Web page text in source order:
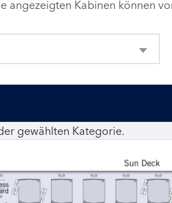
angezeigten Kabinen können
gewählten Kategorie.